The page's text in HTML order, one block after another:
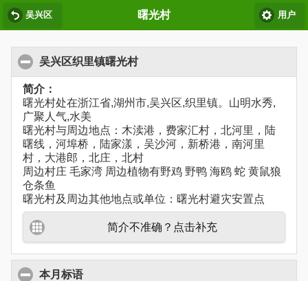
吴兴区 曙光村 用户
吴兴区织里镇曙光村
简介：
曙光村处在浙江省,湖州市,吴兴区,织里镇。山明水秀,
广聚人气,水美
曙光村与周边地点：木渎港，费家汇村，北河里，陆
曙线，河埠桥，陆家漾，吴沙河，新桥港，南河里
村，大港郎，北庄，北村
周边村庄 毛家湾 周边植物有野鸡 野鸭 海鸥 蛇 黄鼠狼
仓条鱼
曙光村及周边其他地点或单位：曙光村避灾安置点
简介不准确？点击补充
本月标语